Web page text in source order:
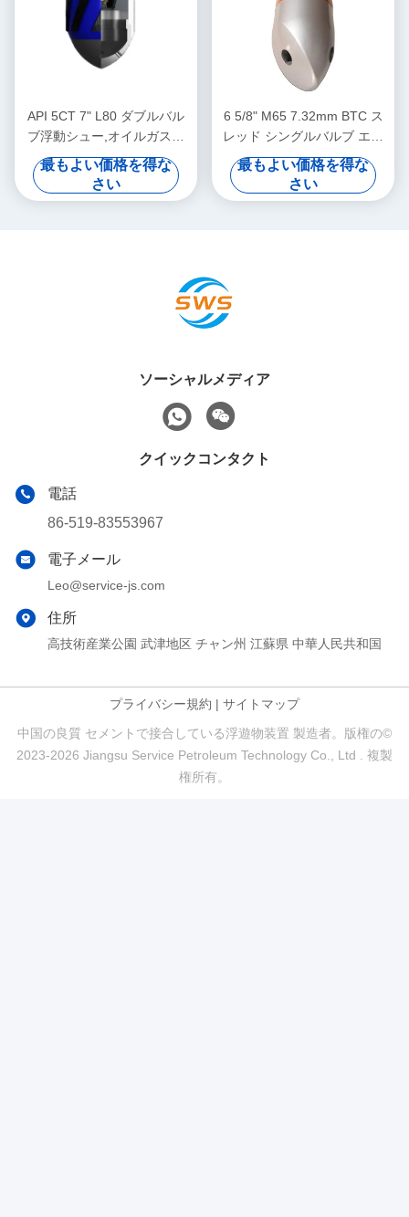
API 5CT 7" L80 ダブルバル
ブ浮動シュー,オイルガスキ
ャッシング浮動シュー,複雑
なダウンホールセメント作業
に適応
最もよい価格を得な
さい
6 5/8" M65 7.32mm BTC ス
レッド シングルバルブ エク
セントリックノズ フローテ
ィングシュー オイルフィー
ルドセメント化アプリケーシ
最もよい価格を得な
さい
ソーシャルメディア
クイックコンタクト
電話
86-519-83553967
電子メール
Leo@service-js.com
住所
高技術産業公園 武津地区 チャン州 江蘇県 中華人民共和国
プライバシー規約 | サイトマップ
中国の良質 セメントで接合している浮遊物装置 製造者。版権の©
2023-2026 Jiangsu Service Petroleum Technology Co., Ltd . 複製
権所有。